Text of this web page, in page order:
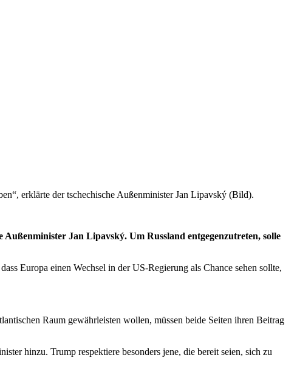
erklärte der tschechische Außenminister Jan Lipavský (Bild).
Jan Lipavský. Um Russland entgegenzutreten, solle
Europa einen Wechsel in der US-Regierung als Chance sehen sollte,
Raum gewährleisten wollen, müssen beide Seiten ihren Beitrag
hinzu. Trump respektiere besonders jene, die bereit seien, sich zu